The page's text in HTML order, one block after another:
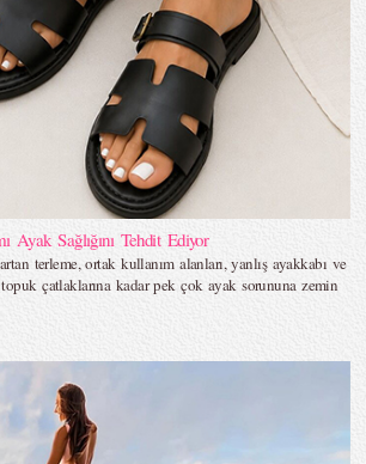
Ayak Sağlığını Tehdit Ediyor
terleme, ortak kullanım alanları, yanlış ayakkabı ve
çatlaklarına kadar pek çok ayak sorununa zemin